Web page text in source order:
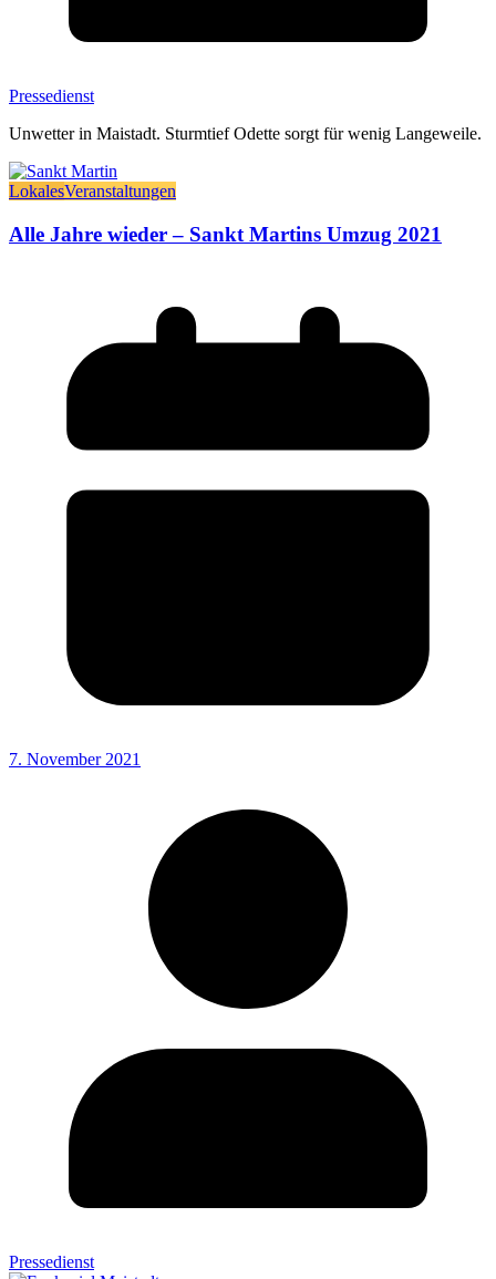
Pressedienst
Unwetter in Maistadt. Sturmtief Odette sorgt für wenig Langeweile.
LokalesVeranstaltungen
Alle Jahre wieder – Sankt Martins Umzug 2021
7. November 2021
Pressedienst